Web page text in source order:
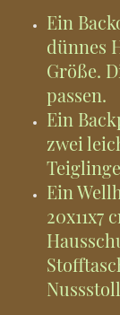
Ein
dünnes
Größe.
passen.
Ein
zwei
Ein
20x11x7